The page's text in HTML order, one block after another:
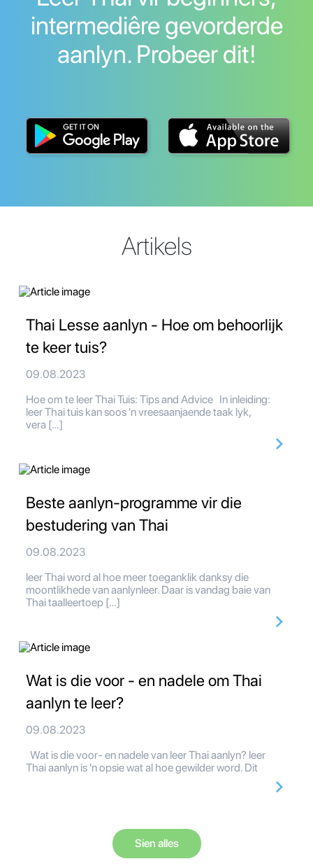
intermediêre gevorderde
aanlyn. Probeer dit!
Artikels
Thai Lesse aanlyn - Hoe om behoorlijk
te keer tuis?
09.08.2023
Hoe om te leer Thai Tuis: Tips and Advice In inleiding:
leer Thai tuis kan soos 'n vreesaanjaende taak lyk,
vera […]
Beste aanlyn-programme vir die
bestudering van Thai
09.08.2023
leer Thai word al hoe meer toeganklik danksy die
moontlikhede van aanlynleer. Daar is vandag baie van
Thai taalleertoep […]
Wat is die voor - en nadele om Thai
aanlyn te leer?
09.08.2023
Wat is die voor- en nadele van leer Thai aanlyn? leer
Thai aanlyn is 'n opsie wat al hoe gewilder word. Dit
Sien alles